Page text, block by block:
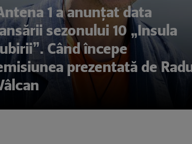
1 a anunțat data
sezonului 10 „Insula
Când începe
prezentată de